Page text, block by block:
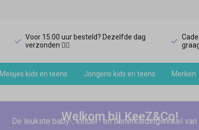
Voor 15:00 uur besteld? Dezelfde dag
verzonden 🏃‍♀️
Meisjes kids en teens Jongens kids en teens Merken
Welkom bij KeeZ&Co!
De leukste baby-, kinder- en tienerkledingwinkel van